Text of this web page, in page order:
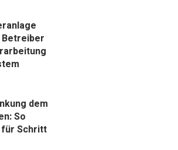
Betreiber
dem
So
Schritt